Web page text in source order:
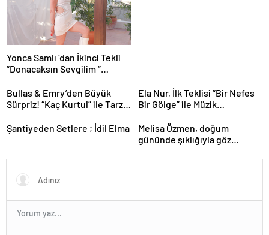
Yonca Samlı ‘dan İkinci Tekli
“Donacaksın Sevgilim “
Bullas & Emry’den Büyük
Sürpriz! “Kaç Kurtul” ile Tarz
Ela Nur, İlk Teklisi “Bir Nefes
Bir Gölge” ile Müzik
Şantiyeden Setlere ; İdil Elma
Melisa Özmen, doğum
gününde şıklığıyla göz